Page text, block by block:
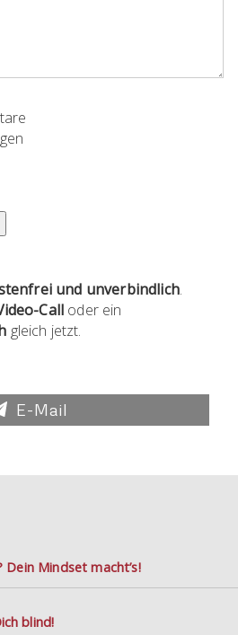
und unverbindlich.
Call oder ein
gleich jetzt.
E-Mail
Dein Mindset macht’s!
blind!